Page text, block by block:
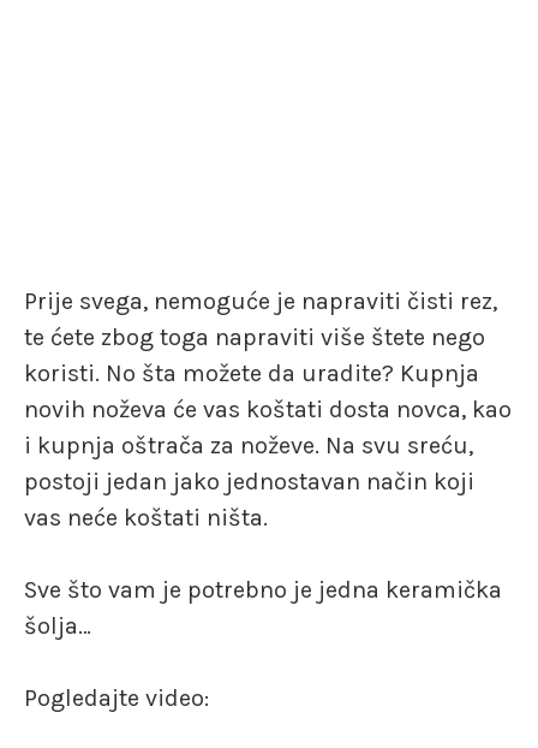
Prije svega, nemoguće je napraviti čisti rez,
te ćete zbog toga napraviti više štete nego
koristi. No šta možete da uradite? Kupnja
novih noževa će vas koštati dosta novca, kao
i kupnja oštrača za noževe. Na svu sreću,
postoji jedan jako jednostavan način koji
vas neće koštati ništa.
Sve što vam je potrebno je jedna keramička
šolja…
Pogledajte video: